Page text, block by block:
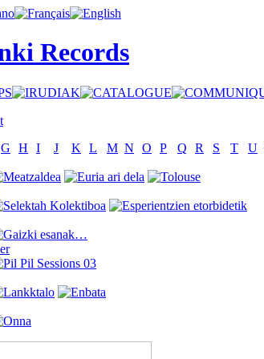
Records
G H I J K L M N O P Q R S T U